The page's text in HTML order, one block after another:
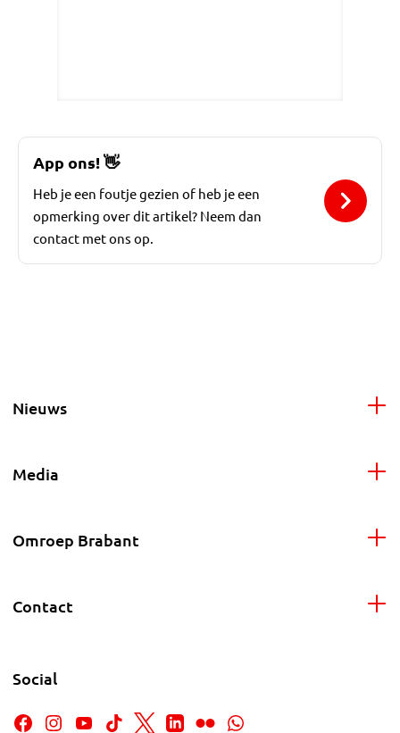
App ons!👋
Heb je een foutje gezien of heb je een
opmerking over dit artikel? Neem dan
contact met ons op.
Nieuws
Media
Omroep Brabant
Contact
Social